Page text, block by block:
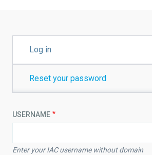
TABSLog in
Reset your password
USERNAME
Enter your IAC username without domain